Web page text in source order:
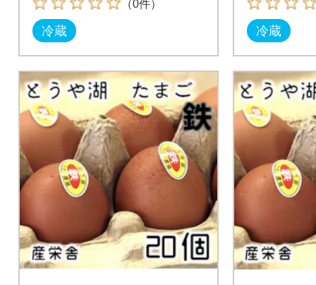
（0件）
冷蔵 冷蔵